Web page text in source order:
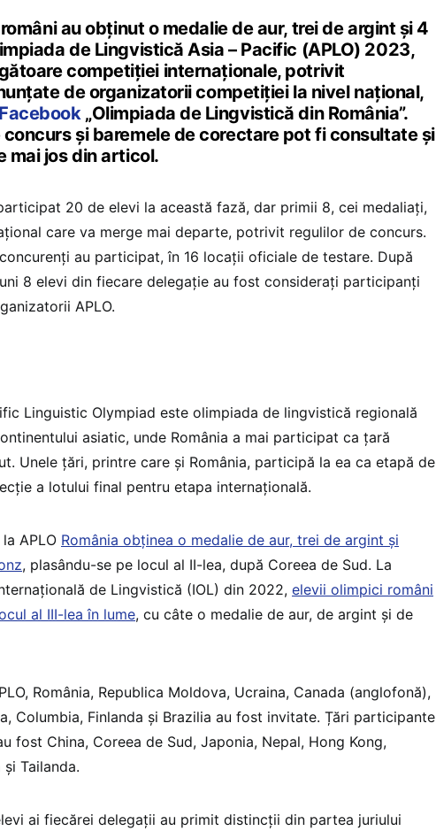
au obținut o medalie de aur, trei de argint și 4
de Lingvistică Asia – Pacific (APLO) 2023,
competiției internaționale, potrivit
de organizatorii competiției la nivel național,
„Olimpiada de Lingvistică din România”.
și baremele de corectare pot fi consultate și
mai jos din articol.
20 de elevi la această fază, dar primii 8, cei medaliați,
care va merge mai departe, potrivit regulilor de concurs.
au participat, în 16 locații oficiale de testare. După
8 elevi din fiecare delegație au fost considerați participanți
APLO.
Linguistic Olympiad este olimpiada de lingvistică regională
asiatic, unde România a mai participat ca țară
Unele țări, printre care și România, participă la ea ca etapă de
a lotului final pentru etapa internațională.
APLO România obținea o medalie de aur, trei de argint și
, plasându-se pe locul al II-lea, după Coreea de Sud. La
de Lingvistică (IOL) din 2022, elevii olimpici români
al III-lea în lume, cu câte o medalie de aur, de argint și de
România, Republica Moldova, Ucraina, Canada (anglofonă),
Columbia, Finlanda și Brazilia au fost invitate. Țări participante
fost China, Coreea de Sud, Japonia, Nepal, Hong Kong,
Tailanda.
ai fiecărei delegații au primit distincții din partea juriului